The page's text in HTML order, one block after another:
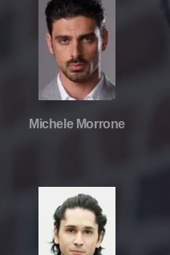
Michele Morrone